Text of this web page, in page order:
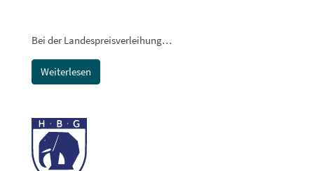
Bei der Landespreisverleihung…
Weiterlesen